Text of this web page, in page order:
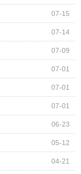
07-15
07-14
07-09
07-01
07-01
07-01
06-23
05-12
04-21